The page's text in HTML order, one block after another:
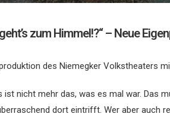
zum Himmel!?“ – Neue
des Niemegker Volkstheaters
ist nicht mehr das, was es mal war. Das
dort eintrifft. Wer aber auch